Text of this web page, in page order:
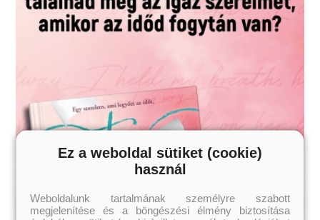
Ez a weboldal sütiket (cookie)
használ
Weboldalunk tartalmának személyre szabott
megjelenítése és a böngészési élmény biztosítása